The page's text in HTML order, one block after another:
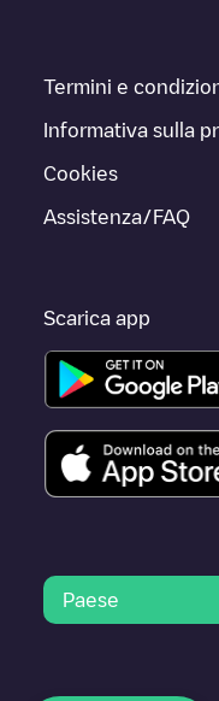
Termini e
Informativa sulla
Cookies
Assistenza/FAQ
Scarica app
Paese